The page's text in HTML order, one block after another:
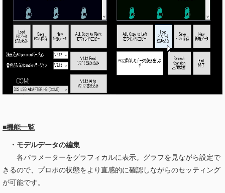
■機能一覧
・モデルデータの編集
各パラメーターをグラフィカルに表示。グラフを見ながら設定で
きるので、プロポの状態をより直感的に確認しながらのセッティング
が可能です。